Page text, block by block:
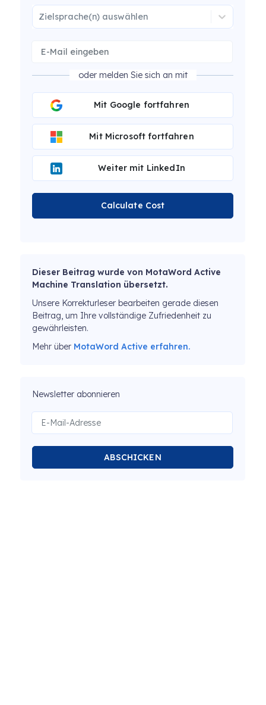
Zielsprache(n) auswählen
oder melden Sie sich an mit
Mit Google fortfahren
Mit Microsoft fortfahren
Weiter mit LinkedIn
Calculate Cost
Dieser Beitrag wurde von MotaWord Active
Machine Translation übersetzt.
Unsere Korrekturleser bearbeiten gerade diesen
Beitrag, um Ihre vollständige Zufriedenheit zu
gewährleisten.
Mehr über MotaWord Active erfahren.
Newsletter abonnieren
ABSCHICKEN